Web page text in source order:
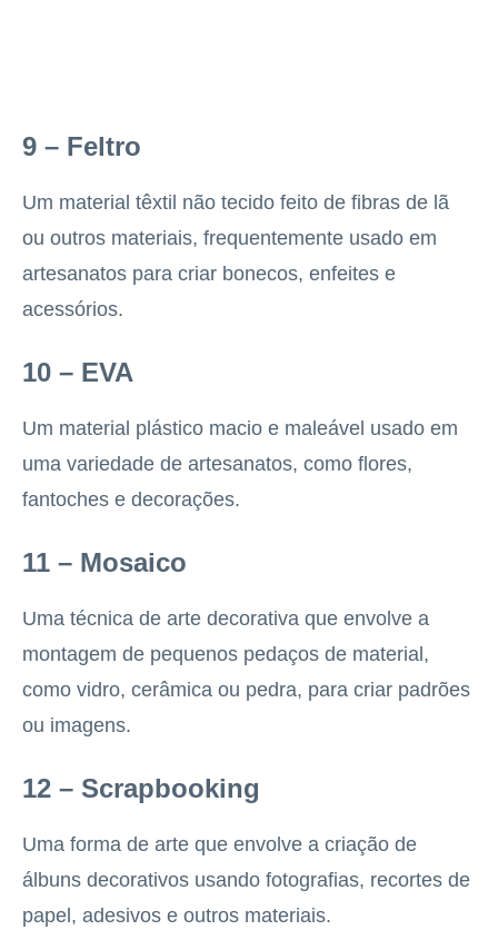
9 – Feltro
Um material têxtil não tecido feito de fibras de lã
ou outros materiais, frequentemente usado em
artesanatos para criar bonecos, enfeites e
acessórios.
10 – EVA
Um material plástico macio e maleável usado em
uma variedade de artesanatos, como flores,
fantoches e decorações.
11 – Mosaico
Uma técnica de arte decorativa que envolve a
montagem de pequenos pedaços de material,
como vidro, cerâmica ou pedra, para criar padrões
ou imagens.
12 – Scrapbooking
Uma forma de arte que envolve a criação de
álbuns decorativos usando fotografias, recortes de
papel, adesivos e outros materiais.